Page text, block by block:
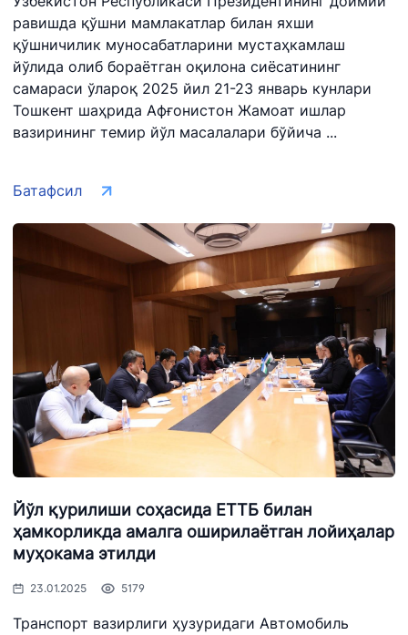
"Uzbekistan
Ишонч
рақами
+998 (78) 140-
"Ўзбекистон
телефон
рақами
+998 (71) 237-
99-98
"Uzbekistan
рақами
+998 (55) 501-
47-09
"Тошшаҳартрансхизмат"
АЖ
Ишонч
телефон
рақами
"Ўзавтовокзал
сервис" МЧЖ
Ишонч
телефон
рақами
87-00
Автомобил
йўллари
қўмитаси
телефон
рақами
+998 (71) 200-
02-04
034
равишда қўшни мамлакатлар билан яхши
қўшничилик муносабатларини мустаҳкамлаш
йўлида олиб бораётган оқилона сиёсатининг
самараси ўлароқ 2025 йил 21-23 январь кунлари
Тошкент шаҳрида Афғонистон Жамоат ишлар
вазирининг темир йўл масалалари бўйича ...
Батафсил
Йўл қурилиши соҳасида ЕТТБ билан
ҳамкорликда амалга оширилаётган лойиҳалар
муҳокама этилди
23.01.2025 5179
Транспорт вазирлиги ҳузуридаги Автомобиль